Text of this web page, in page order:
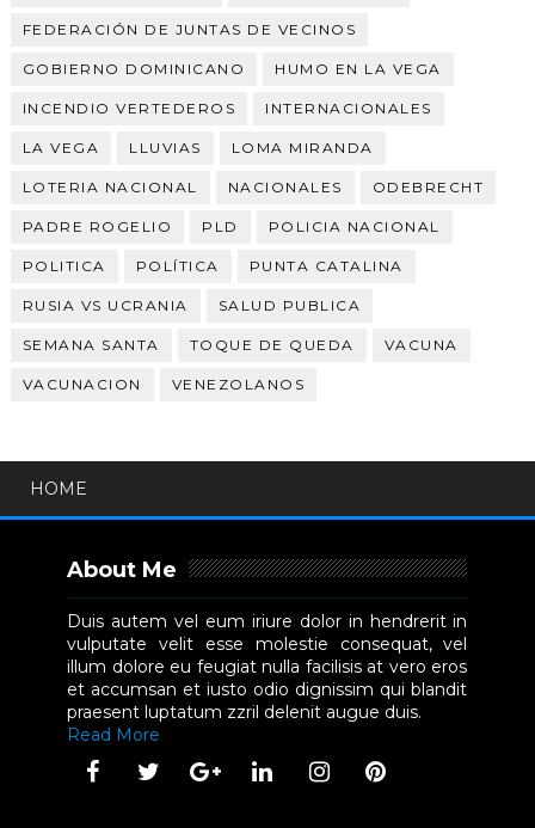
FEDERACIÓN DE JUNTAS DE VECINOS
GOBIERNO DOMINICANO HUMO EN LA VEGA
INCENDIO VERTEDEROS INTERNACIONALES
LA VEGA LLUVIAS LOMA MIRANDA
LOTERIA NACIONAL NACIONALES ODEBRECHT
PADRE ROGELIO PLD POLICIA NACIONAL
POLITICA POLÍTICA PUNTA CATALINA
RUSIA VS UCRANIA SALUD PUBLICA
SEMANA SANTA TOQUE DE QUEDA VACUNA
VACUNACION VENEZOLANOS
HOME
About Me
Duis autem vel eum iriure dolor in hendrerit in
vulputate velit esse molestie consequat, vel
illum dolore eu feugiat nulla facilisis at vero eros
et accumsan et iusto odio dignissim qui blandit
praesent luptatum zzril delenit augue duis.
Read More